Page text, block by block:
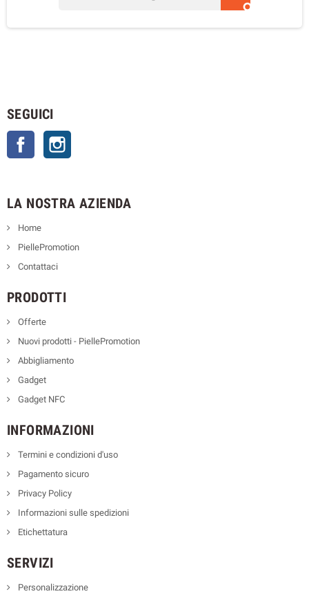

SEGUICI
Facebook
LA NOSTRA AZIENDA
Home
PiellePromotion
Contattaci
PRODOTTI
Offerte
Nuovi prodotti - PiellePromotion
Abbigliamento
Gadget
Gadget NFC
INFORMAZIONI
Termini e condizioni d'uso
Pagamento sicuro
Privacy Policy
Informazioni sulle spedizioni
Etichettatura
SERVIZI
Personalizzazione